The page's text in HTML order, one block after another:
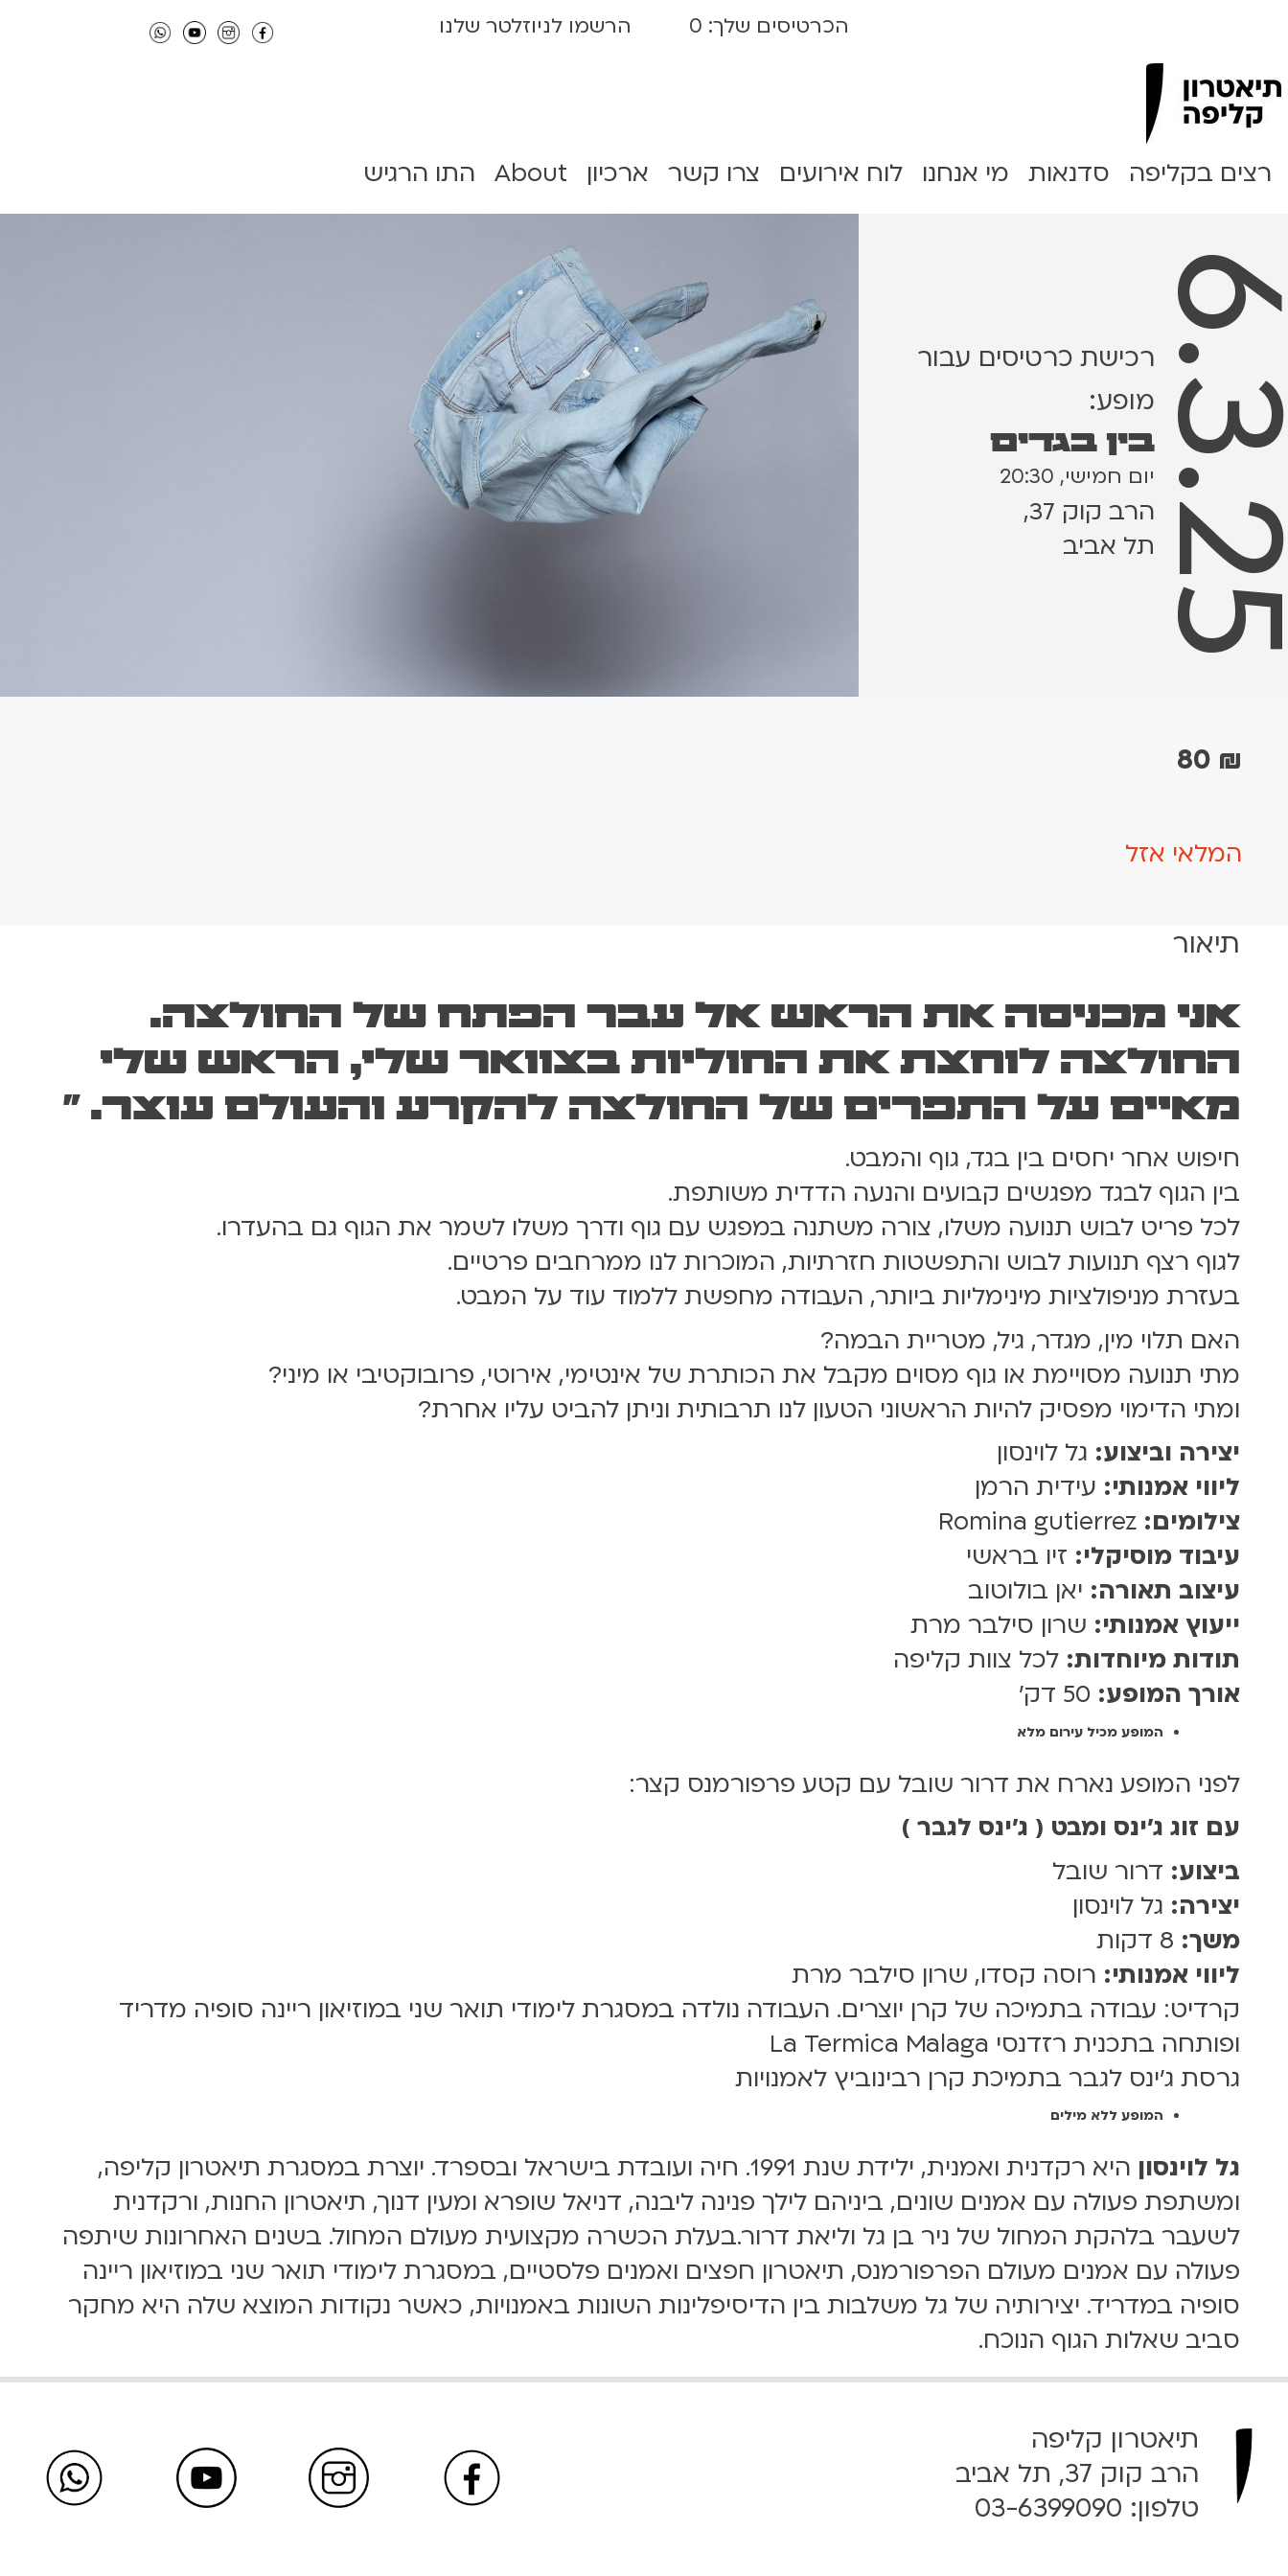
הכרטיסים שלך: 0 הרשמו לניוזלטר שלנו
Clipa Theater
רצים בקליפה סדנאות מי אנחנו לוח אירועים צרו קשר ארכיון About התו הרגיש
רכישת כרטיסים עבור
מופע:
בין בגדים
יום חמישי, 20:30
הרב קוק 37,
תל אביב
80 ₪
המלאי אזל
תיאור
אני מכניסה את הראש אל עבר הפתח של החולצה.
החולצה לוחצת את החוליות בצוואר שלי, הראש שלי
מאיים על התפרים של החולצה להקרע והעולם עוצר. "
חיפוש אחר יחסים בין בגד, גוף והמבט.
בין הגוף לבגד מפגשים קבועים והנעה הדדית משותפת.
לכל פריט לבוש תנועה משלו, צורה משתנה במפגש עם גוף ודרך משלו לשמר את הגוף גם בהעדרו.
לגוף רצף תנועות לבוש והתפשטות חזרתיות, המוכרות לנו ממרחבים פרטיים.
בעזרת מניפולציות מינימליות ביותר, העבודה מחפשת ללמוד עוד על המבט.
האם תלוי מין, מגדר, גיל, מטריית הבמה?
מתי תנועה מסויימת או גוף מסוים מקבל את הכותרת של אינטימי, אירוטי, פרובוקטיבי או מיני?
ומתי הדימוי מפסיק להיות הראשוני הטעון לנו תרבותית וניתן להביט עליו אחרת?
יצירה וביצוע: גל לוינסון
ליווי אמנותי: עידית הרמן
צילומים:
עיבוד מוסיקלי: זיו בראשי
עיצוב תאורה: יאן בולוטוב
ייעוץ אמנותי: שרון סילבר מרת
תודות מיוחדות: לכל צוות קליפה
אורך המופע:
המופע מכיל עירום מלא
לפני המופע נארח את דרור שובל עם קטע פרפורמנס קצר:
עם זוג ג'ינס ומבט ( ג'ינס לגבר )
ביצוע: דרור שובל
יצירה: גל לוינסון
משך:
ליווי אמנותי: רוסה קסדו, שרון סילבר מרת
קרדיט: עבודה בתמיכה של קרן יוצרים. העבודה נולדה במסגרת לימודי תואר שני במוזיאון ריינה סופיה מדריד
ופותחה בתכנית רזדנסי La Termica Malaga
גרסת ג'ינס לגבר בתמיכת קרן רבינוביץ לאמנויות
המופע ללא מילים
גל לוינסון
היא רקדנית ואמנית, ילידת שנת 1991. חיה ועובדת בישראל ובספרד. יוצרת במסגרת תיאטרון קליפה,
ומשתפת פעולה עם אמנים שונים, ביניהם לילך פנינה ליבנה, דניאל שופרא ומעין דנוך, תיאטרון החנות, ורקדנית
לשעבר בלהקת המחול של ניר בן גל וליאת דרור.בעלת הכשרה מקצועית מעולם המחול. בשנים האחרונות שיתפה
פעולה עם אמנים מעולם הפרפורמנס, תיאטרון חפצים ואמנים פלסטיים, במסגרת לימודי תואר שני במוזיאון ריינה
סופיה במדריד. יצירותיה של גל משלבות בין הדיסיפלינות השונות באמנויות, כאשר נקודות המוצא שלה היא מחקר
סביב שאלות הגוף הנוכח.
תיאטרון קליפה
הרב קוק 37, תל אביב
טלפון: 03-6399090